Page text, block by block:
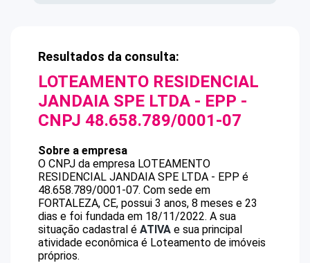
Resultados da consulta:
LOTEAMENTO RESIDENCIAL
JANDAIA SPE LTDA - EPP -
CNPJ 48.658.789/0001-07
Sobre a empresa
O CNPJ da empresa LOTEAMENTO
RESIDENCIAL JANDAIA SPE LTDA - EPP é
48.658.789/0001-07. Com sede em
FORTALEZA, CE, possui 3 anos, 8 meses e 23
dias e foi fundada em 18/11/2022. A sua
situação cadastral é ATIVA e sua principal
atividade econômica é Loteamento de imóveis
próprios.